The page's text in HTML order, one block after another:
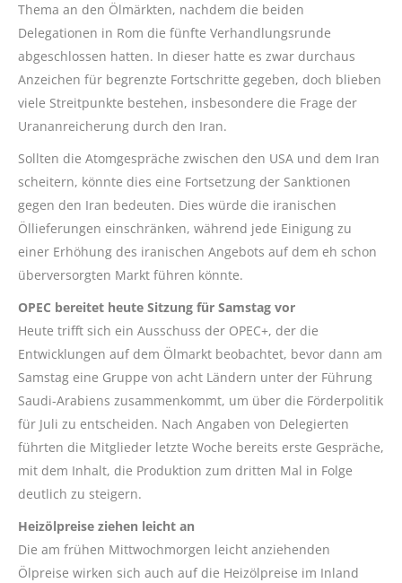
Thema an den Ölmärkten, nachdem die beiden
Delegationen in Rom die fünfte Verhandlungsrunde
abgeschlossen hatten. In dieser hatte es zwar durchaus
Anzeichen für begrenzte Fortschritte gegeben, doch blieben
viele Streitpunkte bestehen, insbesondere die Frage der
Urananreicherung durch den Iran.
Sollten die Atomgespräche zwischen den USA und dem Iran
scheitern, könnte dies eine Fortsetzung der Sanktionen
gegen den Iran bedeuten. Dies würde die iranischen
Öllieferungen einschränken, während jede Einigung zu
einer Erhöhung des iranischen Angebots auf dem eh schon
überversorgten Markt führen könnte.
OPEC bereitet heute Sitzung für Samstag vor
Heute trifft sich ein Ausschuss der OPEC+, der die
Entwicklungen auf dem Ölmarkt beobachtet, bevor dann am
Samstag eine Gruppe von acht Ländern unter der Führung
Saudi-Arabiens zusammenkommt, um über die Förderpolitik
für Juli zu entscheiden. Nach Angaben von Delegierten
führten die Mitglieder letzte Woche bereits erste Gespräche,
mit dem Inhalt, die Produktion zum dritten Mal in Folge
deutlich zu steigern.
Heizölpreise ziehen leicht an
Die am frühen Mittwochmorgen leicht anziehenden
Ölpreise wirken sich auch auf die Heizölpreise im Inland